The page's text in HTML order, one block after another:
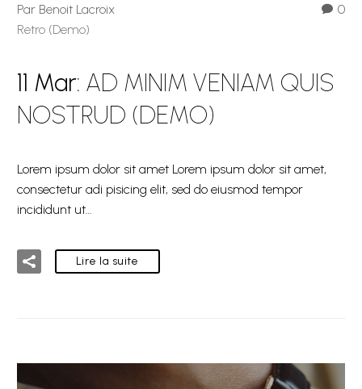
0
Par Benoit Lacroix
Retro (Demo)
11 Mar: AD MINIM VENIAM QUIS
NOSTRUD (DEMO)
Lorem ipsum dolor sit amet Lorem ipsum dolor sit amet,
consectetur adi pisicing elit, sed do eiusmod tempor
incididunt ut…
Lire la suite